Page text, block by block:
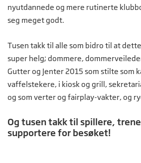
nyutdannede og mere rutinerte
seg meget godt.
Tusen takk til alle som bidro til at
super helg; dommere,
Gutter og Jenter 2015 som stilte som
vaffelstekere, i kiosk og grill,
og som verter og fairplay-vakter, og
Og tusen takk til spillere,
supportere for besøket!